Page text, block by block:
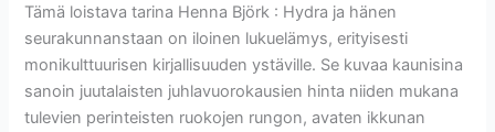
Tämä loistava tarina Henna Björk : Hydra ja hänen
seurakunnanstaan on iloinen lukuelämys, erityisesti
monikulttuurisen kirjallisuuden ystäville. Se kuvaa kaunisina
sanoin juutalaisten juhlavuorokausien hinta niiden mukana
tulevien perinteisten ruokojen rungon, avaten ikkunan